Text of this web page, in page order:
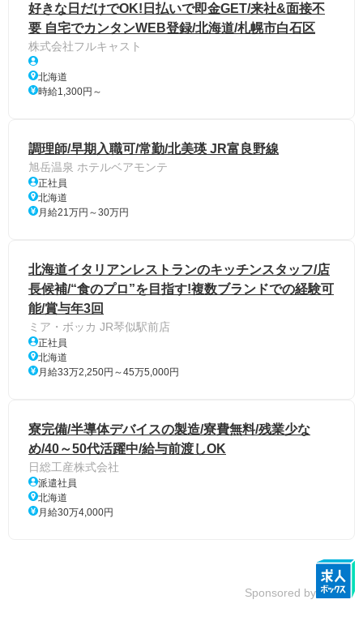
好きな日だけでOK!日払いで即金GET/来社&面接不
要 自宅でカンタンWEB登録/北海道/札幌市白石区
株式会社フルキャスト
北海道
時給1,300円～
調理師/早期入職可/常勤/北美瑛 JR富良野線
旭岳温泉 ホテルベアモンテ
正社員
北海道
月給21万円～30万円
北海道イタリアンレストランのキッチンスタッフ/店
長候補/“食のプロ”を目指す!複数ブランドでの経験可
能/賞与年3回
ミア・ボッカ JR琴似駅前店
正社員
北海道
月給33万2,250円～45万5,000円
寮完備/半導体デバイスの製造/寮費無料/残業少な
め/40～50代活躍中/給与前渡しOK
日総工産株式会社
派遣社員
北海道
月給30万4,000円
Sponsored by